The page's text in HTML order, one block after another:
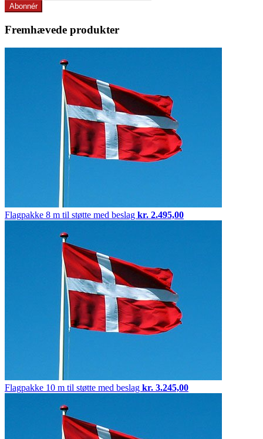
Fremhævede produkter
Flagpakke 8 m til støtte med beslag kr. 2.495,00
Flagpakke 10 m til støtte med beslag kr. 3.245,00